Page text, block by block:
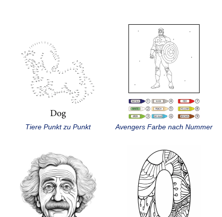
Tiere Punkt zu Punkt Avengers Farbe nach Nummer